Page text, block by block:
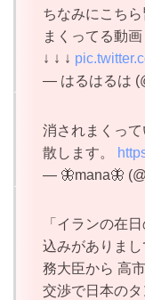
ちなみにこち
まくってる動画
↓ ↓ ↓
— はるはるは
消されまくっ
散します。
— 🦋mana🦋
「イランの在
込みがありま
務大臣から 高
交渉で日本の